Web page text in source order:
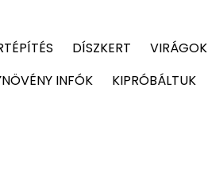
DÍSZKERT VIRÁGOK
INFÓK KIPRÓBÁLTUK